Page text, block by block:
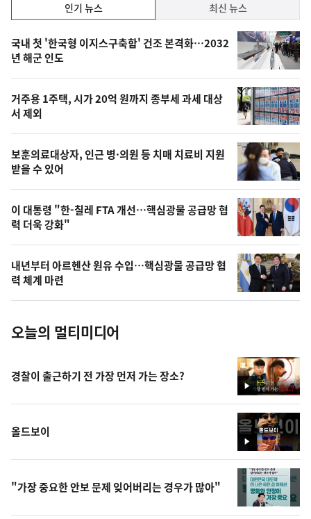
기,
최
신,
늘
의
영
상
오
늘
사
진
인기 뉴스 최신 뉴스
기
뉴
스
국내 첫 '한국형 이지스구축함' 건조 본격화…2032
년 해군 인도
거주용 1주택, 시가 20억 원까지 종부세 과세 대상
서 제외
보훈의료대상자, 인근 병·의원 등 치매 치료비 지원
받을 수 있어
이 대통령 "한-칠레 FTA 개선…핵심광물 공급망 협
력 더욱 강화"
내년부터 아르헨산 원유 수입…핵심광물 공급망 협
력 체계 마련
오늘의 멀티미디어
영
상
경찰이 출근하기 전 가장 먼저 가는 장소?
영
상
올드보이
"가장 중요한 안보 문제 잊어버리는 경우가 많아"